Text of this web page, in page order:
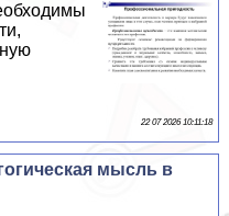
22 07 2026 10:11:18
мысль в